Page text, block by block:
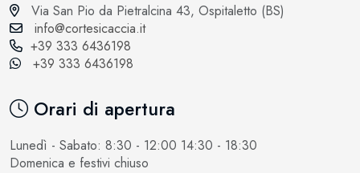
Via San Pio da Pietralcina 43, Ospitaletto (BS)
info@cortesicaccia.it
+39 333 6436198
+39 333 6436198
Orari di apertura
Lunedì - Sabato: 8:30 - 12:00 14:30 - 18:30
Domenica e festivi chiuso